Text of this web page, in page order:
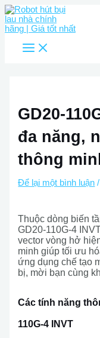
Nhảy
tới
nội
dung
Menu
GD20-
đa năng,
thông
Để lại một bình luận /
Thuộc dòng biến
GD20-110G-4
vector vòng hở
minh giúp tối ưu
ứng dụng chế tạo
bị, mời bạn cùng
Các tính năng
110G-4 INVT